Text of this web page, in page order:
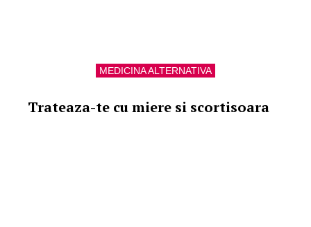
MEDICINA ALTERNATIVA
Trateaza-te cu miere si scortisoara